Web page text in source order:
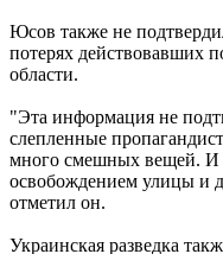
Юсов также не
потерях действовавших
области.
"Эта информация не
слепленные
много смешных вещей. И
освобождением улицы и
отметил он.
Украинская разведка